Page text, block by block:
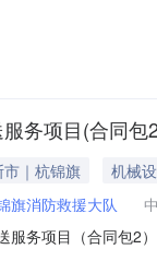
算金额：
务项目(合同包
｜杭锦旗
机械
旗消防救援大队
服务项目（合同包2